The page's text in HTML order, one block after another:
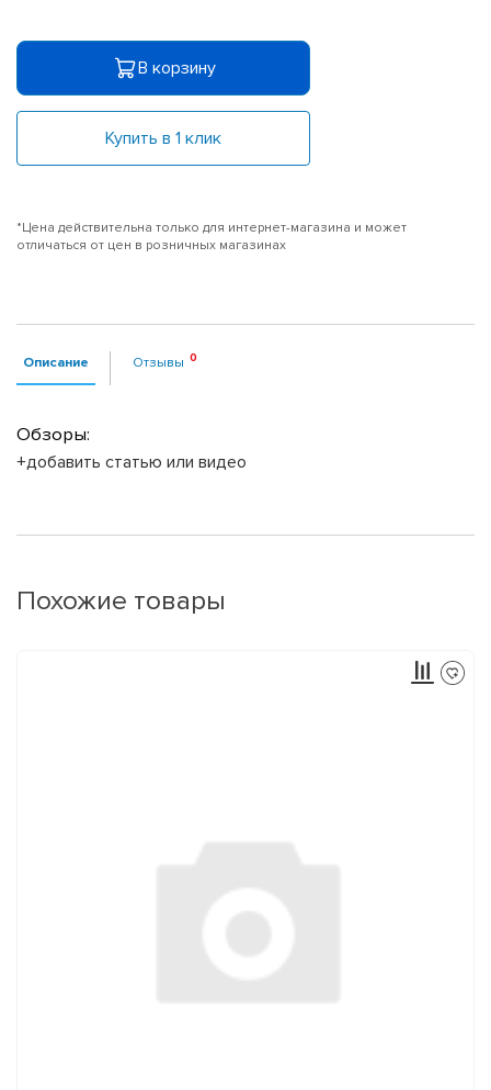
В корзину
Купить в 1 клик
*Цена действительна только для интернет-магазина и может
отличаться от цен в розничных магазинах
Описание Отзывы
Обзоры:
+добавить статью или видео
Похожие товары